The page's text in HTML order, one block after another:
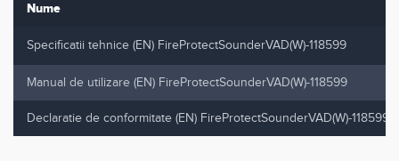
Nume
Specificatii tehnice (EN) FireProtectSounderVAD(W)-118599
Manual de utilizare (EN) FireProtectSounderVAD(W)-118599
Declaratie de conformitate (EN) FireProtectSounderVAD(W)-118599